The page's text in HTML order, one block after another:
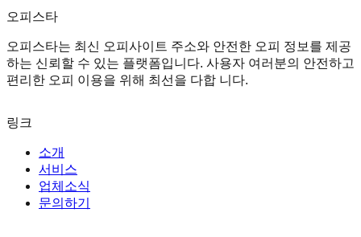
오피스타
오피스타는 최신 오피사이트 주소와 안전한 오피 정보를 제공
하는 신뢰할 수 있는 플랫폼입니다. 사용자 여러분의 안전하고
편리한 오피 이용을 위해 최선을 다합 니다.
링크
소개
서비스
업체소식
문의하기